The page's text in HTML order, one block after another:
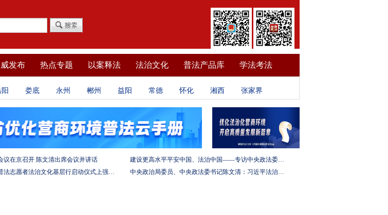
发布 热点专题 以案释法 法治文化 普法产品库 学法考法
娄底 永州 郴州 益阳 常德 怀化 湘西 张家界
议在京召开 陈文清出席会议并讲话
建设更高水平平安中国、法治中国——专访中央政法委秘书长訚柏
陈文清在青年普法志愿者法治文化基层行启动仪式上强调 以学习宣传习近平法治思想引领普法工作 中央政治局委员、中央政法委书记陈文清：习近平法治思想是全面依法治国的根本遵循和行动指南